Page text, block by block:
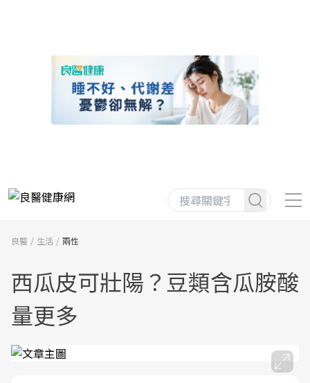
良醫 生活 兩性
西瓜皮可壯陽？豆類含瓜胺酸
量更多